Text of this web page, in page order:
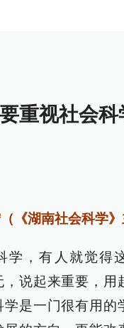
重视社会
《湖南社会科学》
学，有人就觉得
，说起来重要，用
学是一门很有用的